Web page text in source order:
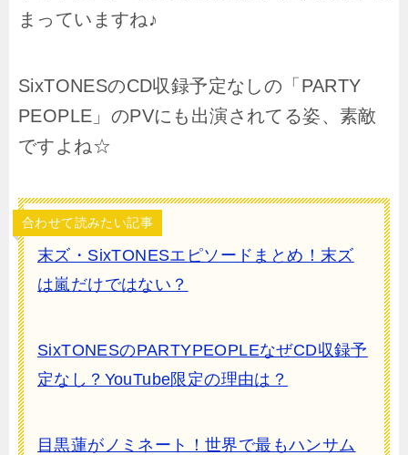
まっていますね♪
SixTONESのCD収録予定なしの「PARTY
PEOPLE」のPVにも出演されてる姿、素敵
ですよね☆
合わせて読みたい記事
末ズ・SixTONESエピソードまとめ！末ズ
は嵐だけではない？
SixTONESのPARTYPEOPLEなぜCD収録予
定なし？YouTube限定の理由は？
目黒蓮がノミネート！世界で最もハンサム